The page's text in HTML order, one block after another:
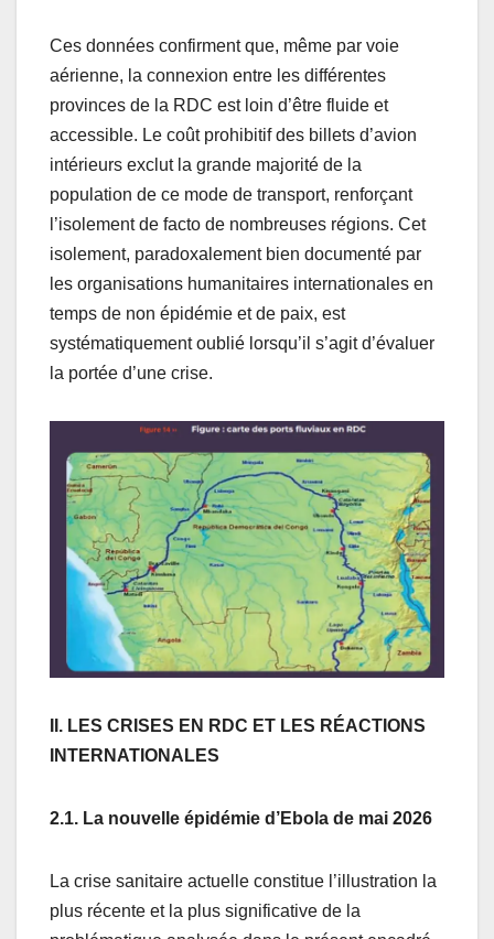
Ces données confirment que, même par voie
aérienne, la connexion entre les différentes
provinces de la RDC est loin d’être fluide et
accessible. Le coût prohibitif des billets d’avion
intérieurs exclut la grande majorité de la
population de ce mode de transport, renforçant
l’isolement de facto de nombreuses régions. Cet
isolement, paradoxalement bien documenté par
les organisations humanitaires internationales en
temps de non épidémie et de paix, est
systématiquement oublié lorsqu’il s’agit d’évaluer
la portée d’une crise.
II. LES CRISES EN RDC ET LES RÉACTIONS
INTERNATIONALES
2.1. La nouvelle épidémie d’Ebola de mai 2026
La crise sanitaire actuelle constitue l’illustration la
plus récente et la plus significative de la